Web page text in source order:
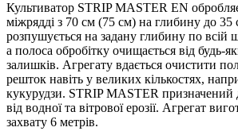
Культиватор STRIP MASTER EN
міжрядді з 70 см (75 см) на глибину до 35
розпушується на задану глибину по всій
а полоса обробітку очищається від будь-
залишків. Агрегату вдається очистити
решток навіть у великих кількостях,
кукурудзи. STRIP MASTER призначений
від водної та вітрової ерозії. Агрегат
захвату 6 метрів.